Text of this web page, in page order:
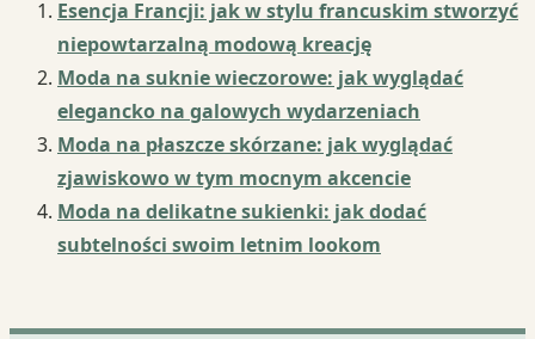
Esencja Francji: jak w stylu francuskim stworzyć
niepowtarzalną modową kreację
Moda na suknie wieczorowe: jak wyglądać
elegancko na galowych wydarzeniach
Moda na płaszcze skórzane: jak wyglądać
zjawiskowo w tym mocnym akcencie
Moda na delikatne sukienki: jak dodać
subtelności swoim letnim lookom